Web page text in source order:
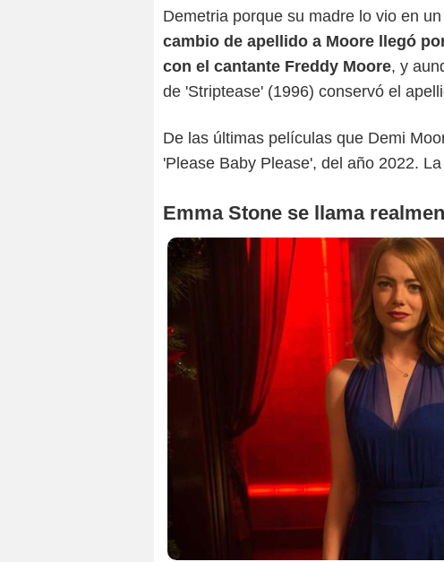
Demetria porque su madre lo vio en
cambio de apellido a Moore llegó
con el cantante Freddy Moore, y
de 'Striptease' (1996) conservó el
De las últimas películas que Demi
'Please Baby Please', del año 2022.
Emma Stone se llama
Walt